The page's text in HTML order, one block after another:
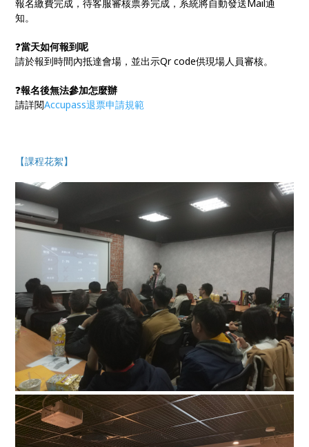
報名繳費完成，待客服審核票券完成，系統將自動發送Mail通
知。
❓當天如何報到呢
請於報到時間內抵達會場，並出示Qr code供現場人員審核。
❓報名後無法參加怎麼辦
請詳閱Accupass退票申請規範
【課程花絮】